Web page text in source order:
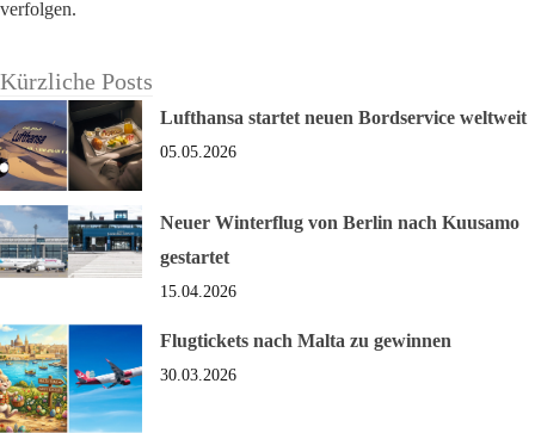
verfolgen.
Kürzliche Posts
Lufthansa startet neuen Bordservice weltweit
05.05.2026
Neuer Winterflug von Berlin nach Kuusamo
gestartet
15.04.2026
Flugtickets nach Malta zu gewinnen
30.03.2026